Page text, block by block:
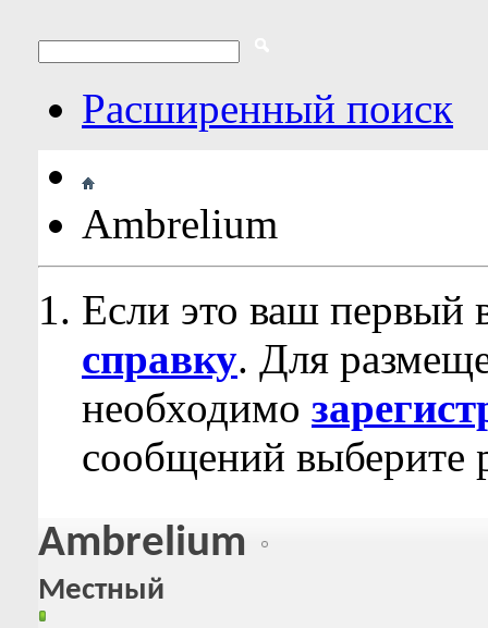
Расширенный поиск
Ambrelium
Если это ваш первый
справку. Для
необходимо
сообщений выберите
Ambrelium
Местный